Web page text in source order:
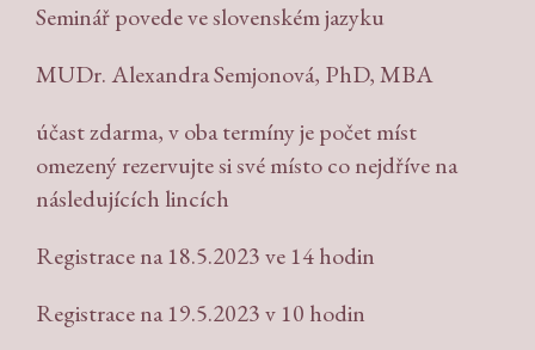
Seminář povede ve slovenském jazyku
MUDr. Alexandra Semjonová, PhD, MBA
účast zdarma, v oba termíny je počet míst
omezený rezervujte si své místo co nejdříve na
následujících lincích
Registrace na 18.5.2023 ve 14 hodin
Registrace na 19.5.2023 v 10 hodin